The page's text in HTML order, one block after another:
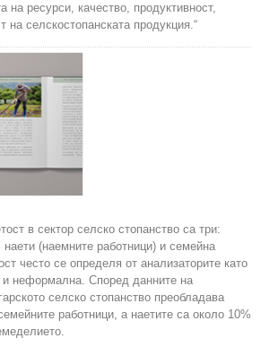
на ресурси, качество, продуктивност,
на селскостопанската продукция.“
в сектор селско стопанство са три:
(наемните работници) и семейна
често се определя от анализаторите като
неформална. Според данните на
селско стопанство преобладава
работници, а наетите са около 10%